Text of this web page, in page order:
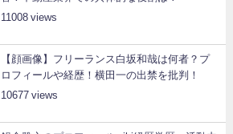
11008
【顔画像】フリーランス白坂和哉は何者？プ
ロフィールや経歴！横田一の出禁を批判！
10677